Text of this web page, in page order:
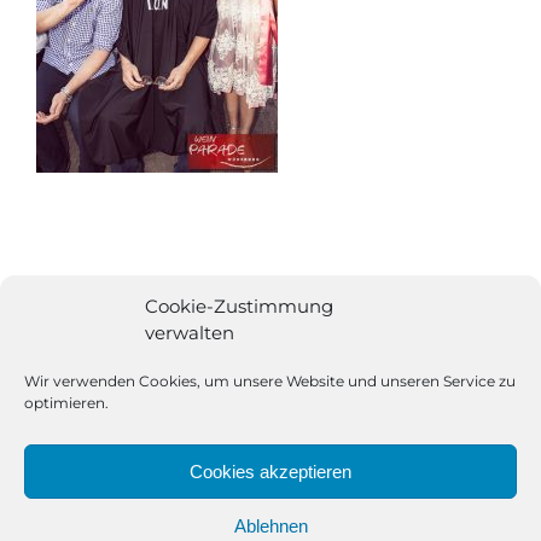
Cookie-Zustimmung
verwalten
Wir verwenden Cookies, um unsere Website und unseren Service zu
optimieren.
Cookies akzeptieren
Ablehnen